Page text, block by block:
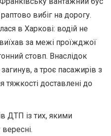
вибіг на дорогу.
в Харкові: водій не
за межі проїжджої
стовп. Внаслідок
а троє пасажирів з
тяжкості доставлені до
ДТП із тих, якими